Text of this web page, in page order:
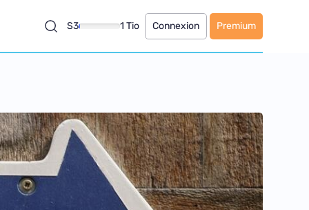
S3 1 Tio Connexion Premium